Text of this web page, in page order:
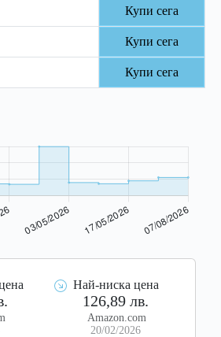
Купи сега
Купи сега
Купи сега
Най-ниска цена
126,89 лв.
Amazon.com
20/02/2026